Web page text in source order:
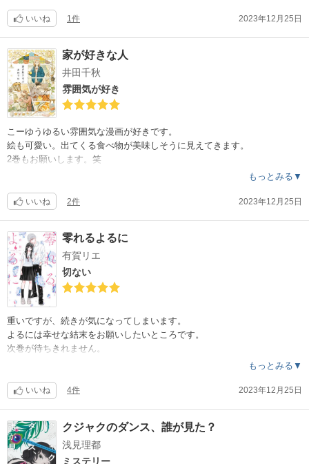
いいね 1件 2023年12月25日
家が好きな人
井田千秋
雰囲気が好き
こーゆうゆるい雰囲気な漫画が好きです。
絵も可愛い。出てくる食べ物が美味しそうに見えてきます。
2巻もお願いします。笑
もっとみる▼
いいね 2件 2023年12月25日
零れるよるに
有賀リエ
切ない
重いですが、続きが気になってしまいます。
よるには幸せな結末をお願いしたいところです。
次巻が待ちきれません。
もっとみる▼
いいね 4件 2023年12月25日
クジャクのダンス、誰が見た？
浅見理都
ミステリー